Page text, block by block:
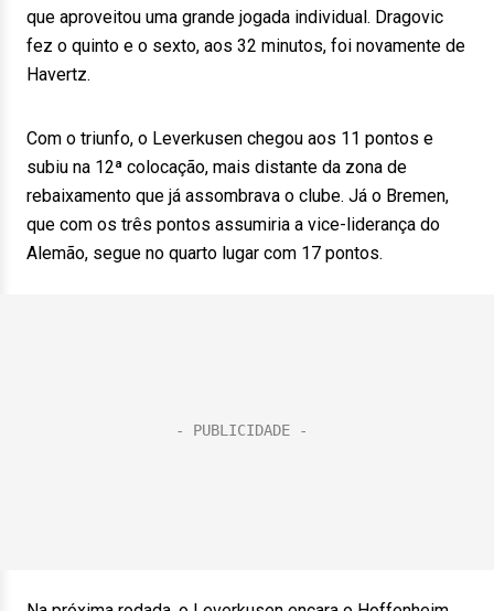
que aproveitou uma grande jogada individual. Dragovic
fez o quinto e o sexto, aos 32 minutos, foi novamente de
Havertz.
Com o triunfo, o Leverkusen chegou aos 11 pontos e
subiu na 12ª colocação, mais distante da zona de
rebaixamento que já assombrava o clube. Já o Bremen,
que com os três pontos assumiria a vice-liderança do
Alemão, segue no quarto lugar com 17 pontos.